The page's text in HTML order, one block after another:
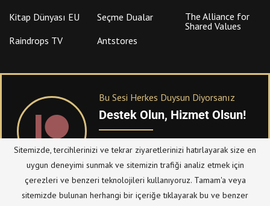
Kitap Dünyası EU
Seçme Dualar
The Alliance for
Shared Values
Raindrops TV
Antstores
Bu Sesi Herkes Duysun Diyorsanız
Destek Olun, Hizmet Olsun!
PATREONüzerinden sitemize bağışta
bulanabilirsiniz.
Sitemizde, tercihlerinizi ve tekrar ziyaretlerinizi hatırlayarak size en
uygun deneyimi sunmak ve sitemizin trafiği analiz etmek için
çerezleri ve benzeri teknolojileri kullanıyoruz. Tamam'a veya
sitemizde bulunan herhangi bir içeriğe tıklayarak bu ve benzer